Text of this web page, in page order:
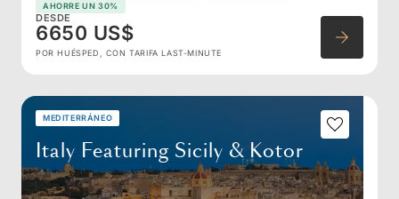
AHORRE UN 30%
DESDE
6650 US$
POR HUÉSPED, CON TARIFA LAST-MINUTE
MEDITERRÁNEO
Italy Featuring Sicily & Kotor